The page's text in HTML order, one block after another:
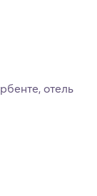
отель